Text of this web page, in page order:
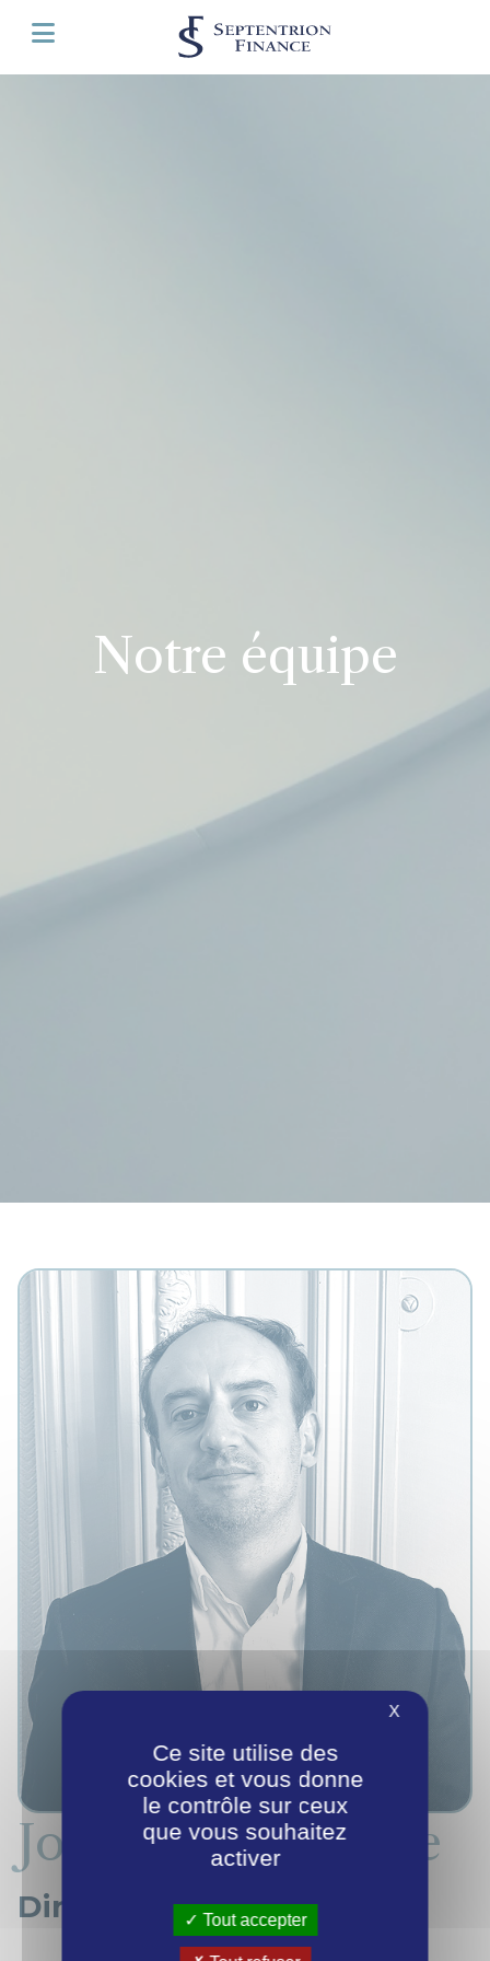
Notre équipe
Jonathan Delangle
Directeur
Panneau de gestion des cookies
X
Ce site utilise des
cookies et vous donne
le contrôle sur ceux
que vous souhaitez
activer
Tout accepter